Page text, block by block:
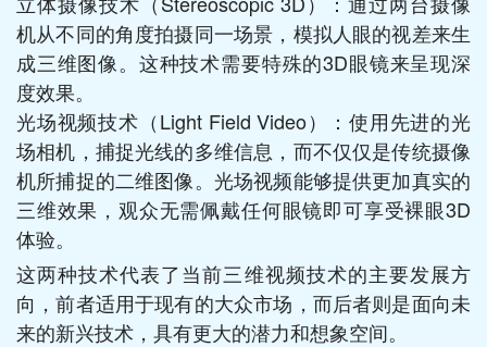
机从不同的角度拍摄同一场景，模拟人眼的视差来生
成三维图像。这种技术需要特殊的3D眼镜来呈现深
度效果。
光场视频技术（Light Field Video）：使用先进的光
场相机，捕捉光线的多维信息，而不仅仅是传统摄像
机所捕捉的二维图像。光场视频能够提供更加真实的
三维效果，观众无需佩戴任何眼镜即可享受裸眼3D
体验。
这两种技术代表了当前三维视频技术的主要发展方
向，前者适用于现有的大众市场，而后者则是面向未
来的新兴技术，具有更大的潜力和想象空间。